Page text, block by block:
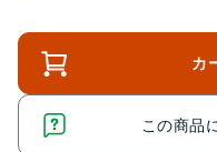
カ
この商品